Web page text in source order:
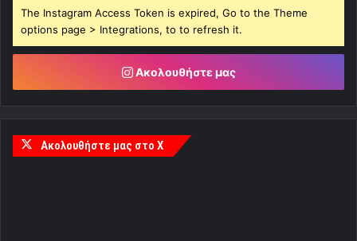
The Instagram Access Token is expired, Go to the Theme
options page > Integrations, to to refresh it.
Ακολουθήστε μας
Ακολουθήστε μας στο X